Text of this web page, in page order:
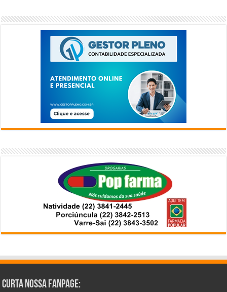
Curta Nossa Fanpage: